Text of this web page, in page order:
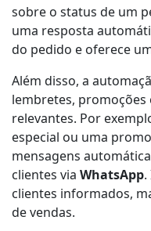
sobre o status de um
uma resposta
do pedido e oferece
Além disso, a
lembretes,
relevantes. Por
especial ou uma
mensagens
clientes via WhatsApp
clientes informados,
de vendas.